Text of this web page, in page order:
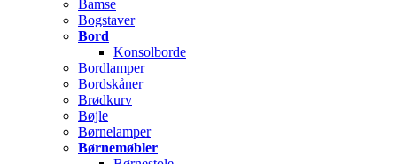
Bamse
Bogstaver
Bord
Konsolborde
Bordlamper
Bordskåner
Brødkurv
Bøjle
Børnelamper
Børnemøbler